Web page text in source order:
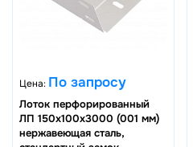
Цена: По запросу
Лоток перфорированный
ЛП 150х100х3000 (001 мм)
нержавеющая сталь,